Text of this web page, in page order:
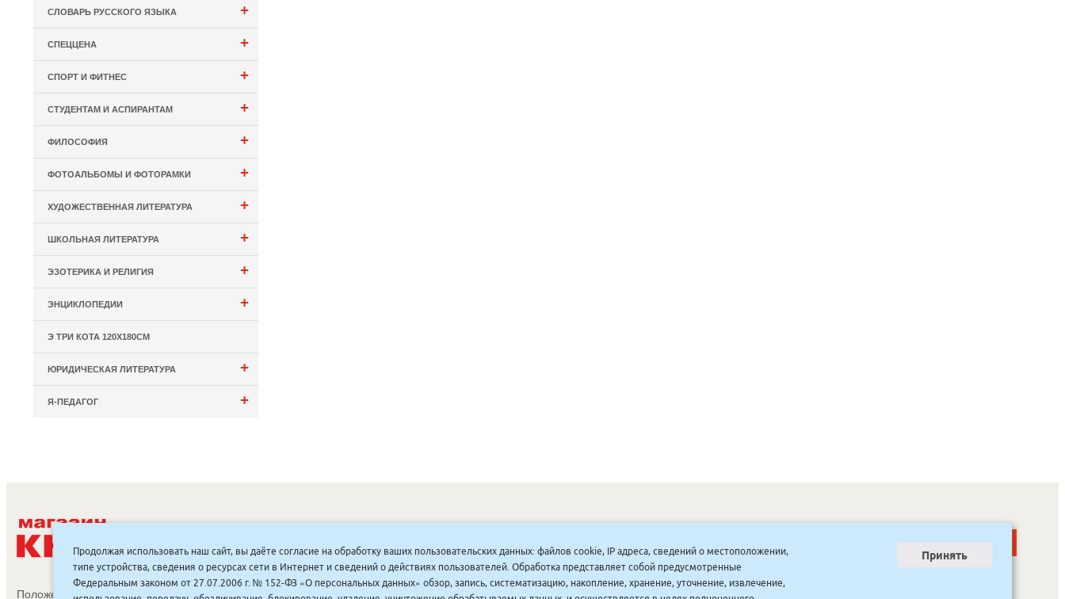
+
СЛОВАРЬ РУССКОГО ЯЗЫКА
+
СПЕЦЦЕНА
+
СПОРТ И ФИТНЕС
+
СТУДЕНТАМ И АСПИРАНТАМ
+
ФИЛОСОФИЯ
+
ФОТОАЛЬБОМЫ И ФОТОРАМКИ
+
ХУДОЖЕСТВЕННАЯ ЛИТЕРАТУРА
+
ШКОЛЬНАЯ ЛИТЕРАТУРА
+
ЭЗОТЕРИКА И РЕЛИГИЯ
+
ЭНЦИКЛОПЕДИИ
Э ТРИ КОТА 120Х180СМ
+
ЮРИДИЧЕСКАЯ ЛИТЕРАТУРА
+
Я-ПЕДАГОГ
Положение об обработке и защите персональных данных
ДИСКОНТНАЙ СИСТЕМА
ЮРИДИЧЕСКАЙ ВАКАНСИЯЛАР |
ООО “Канцпроф”, ул. Красильникова, 8, строение 3
Продолжая использовать наш сайт, вы даёте согласие на обработку ваших пользовательских данных: файлов cookie, IP адреса, сведений о местоположении,
типе устройства, сведения о ресурсах сети в Интернет и сведений о действиях пользователей. Обработка представляет собой предусмотренные
Федеральным законом от 27.07.2006 г. № 152-ФЗ «О персональных данных» обзор, запись, систематизацию, накопление, хранение, уточнение, извлечение,
Принять